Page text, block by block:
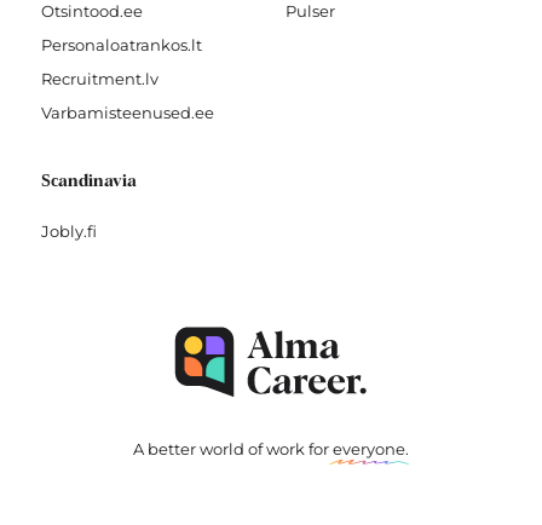
Otsintood.ee
Personaloatrankos.lt
Recruitment.lv
Varbamisteenused.ee
Pulser
Scandinavia
Jobly.fi
A better world of work foreveryone.